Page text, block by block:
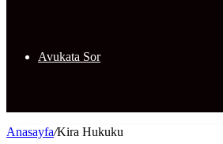
Avukata Sor
Anasayfa/Kira Hukuku